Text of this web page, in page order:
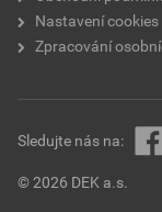
Nastavení cookies
Zpracování
© 2026 DEK a.s.
Sledujte nás na: